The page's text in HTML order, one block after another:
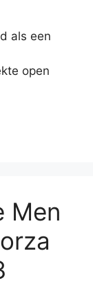
als een
open
Men